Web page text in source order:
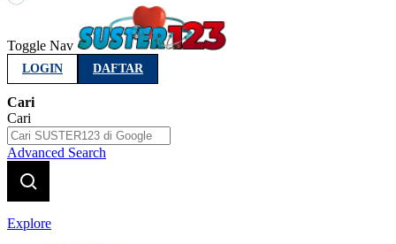
Toggle Nav
LOGIN DAFTAR
Cari
Cari
Advanced Search
Explore